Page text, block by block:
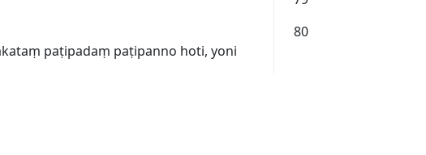
80
paṭipadaṃ paṭipanno hoti, yoni